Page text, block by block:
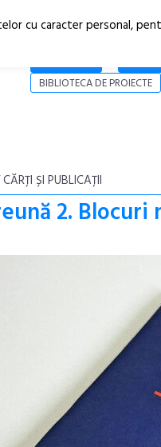
NOI
BIBLIOTECA DE PROIECTE
CĂRŢI ȘI PUBLICAŢII
2. Blocuri
cu caracter personal,